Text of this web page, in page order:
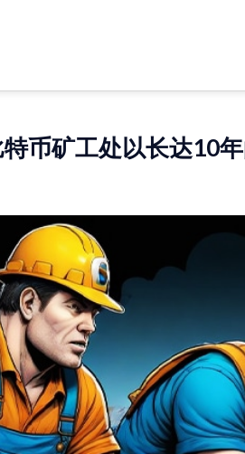
币矿工处以长达10